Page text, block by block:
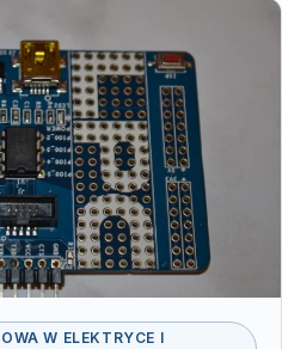
W ELEKTRYCE I